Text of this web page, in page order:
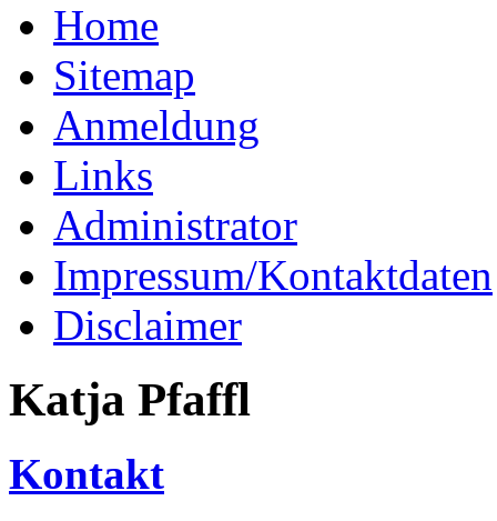
Home
Sitemap
Anmeldung
Links
Administrator
Impressum/Kontaktdaten
Disclaimer
Katja Pfaffl
Kontakt